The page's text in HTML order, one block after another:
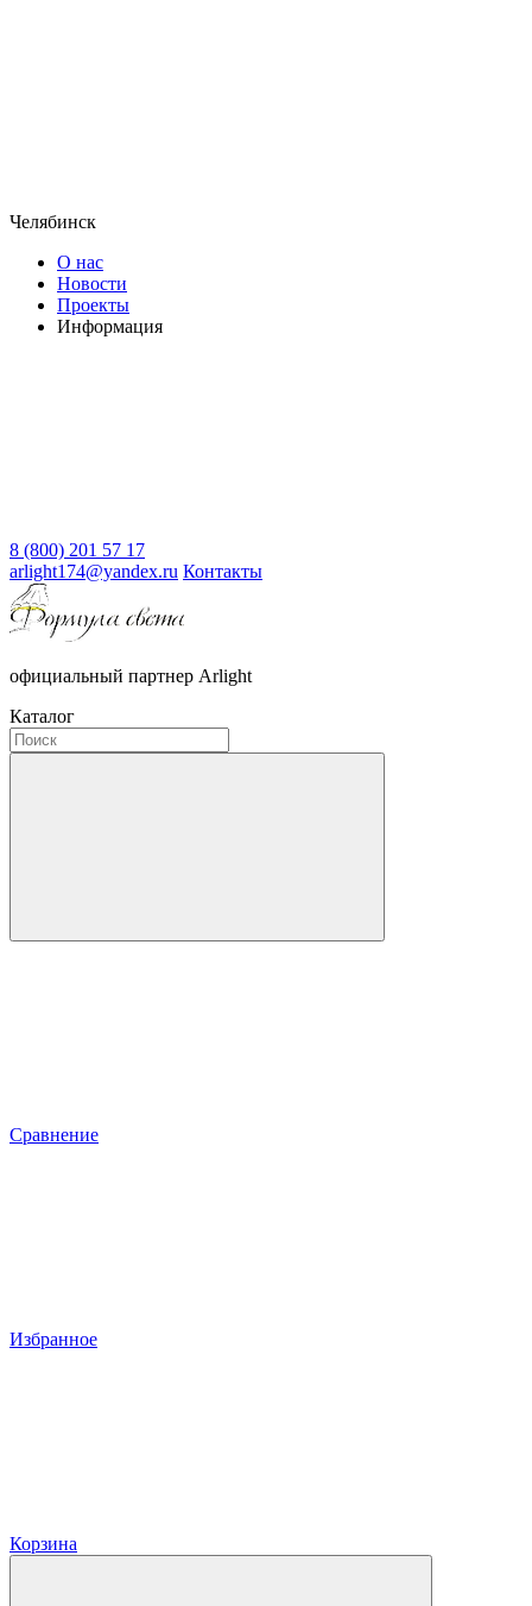
Челябинск
О нас
Новости
Проекты
Информация
8 (800) 201 57 17
arlight174@yandex.ru Контакты
официальный партнер Arlight
Каталог
Сравнение
Избранное
Корзина